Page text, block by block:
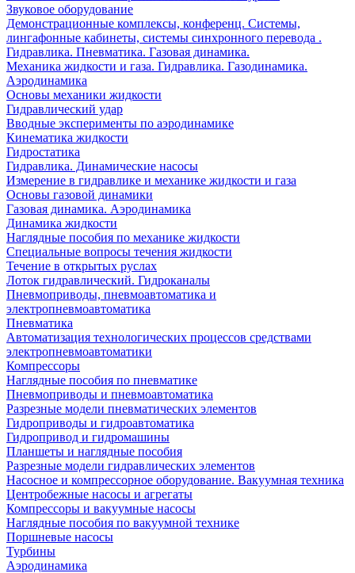
Звуковое оборудование
Демонстрационные комплексы, конференц. Системы,
лингафонные кабинеты, системы синхронного перевода .
Гидравлика. Пневматика. Газовая динамика.
Механика жидкости и газа. Гидравлика. Газодинамика.
Аэродинамика
Основы механики жидкости
Гидравлический удар
Вводные эксперименты по аэродинамике
Кинематика жидкости
Гидростатика
Гидравлика. Динамические насосы
Измерение в гидравлике и механике жидкости и газа
Основы газовой динамики
Газовая динамика. Аэродинамика
Динамика жидкости
Наглядные пособия по механике жидкости
Специальные вопросы течения жидкости
Течение в открытых руслах
Лоток гидравлический. Гидроканалы
Пневмоприводы, пневмоавтоматика и
электропневмоавтоматика
Пневматика
Автоматизация технологических процессов средствами
электропневмоавтоматики
Компрессоры
Наглядные пособия по пневматике
Пневмоприводы и пневмоавтоматика
Разрезные модели пневматических элементов
Гидроприводы и гидроавтоматика
Гидропривод и гидромашины
Планшеты и наглядные пособия
Разрезные модели гидравлических элементов
Насосное и компрессорное оборудование. Вакуумная техника
Центробежные насосы и агрегаты
Компрессоры и вакуумные насосы
Наглядные пособия по вакуумной технике
Поршневые насосы
Турбины
Аэродинамика